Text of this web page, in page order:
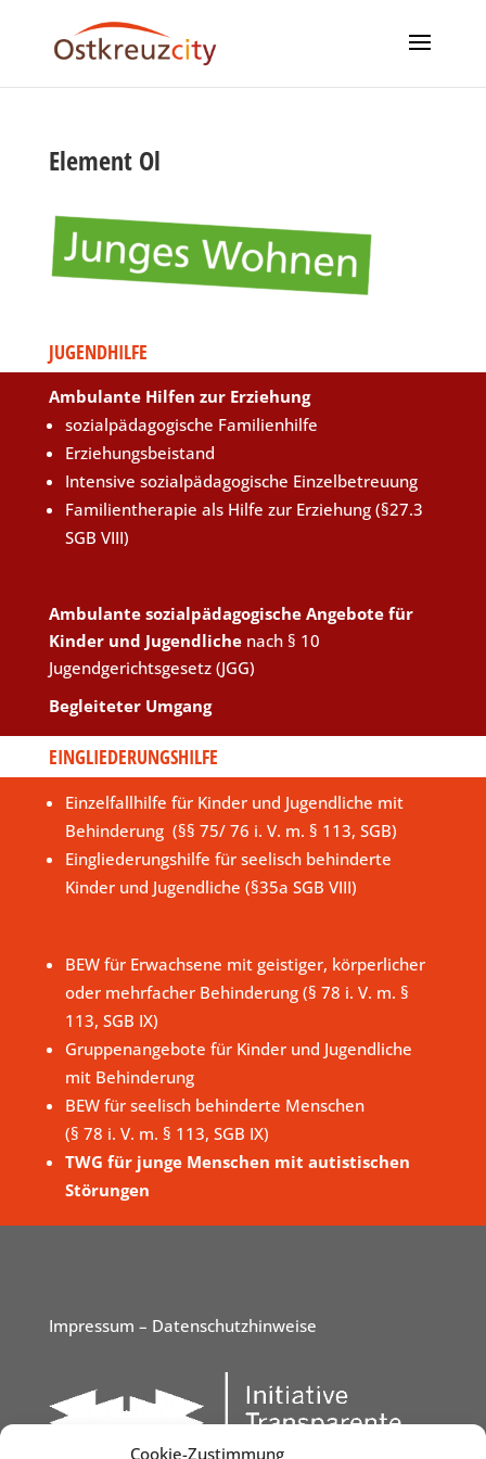
Cookie-Zustimmung
Element Ol
JUGENDHILFE
Ambulante Hilfen zur Erziehung
sozialpädagogische Familienhilfe
Erziehungsbeistand
Intensive sozialpädagogische Einzelbetreuung
Familientherapie als Hilfe zur Erziehung (§27.3
SGB VIII)
Ambulante sozialpädagogische Angebote für
Kinder und Jugendliche nach § 10
Jugendgerichtsgesetz (JGG)
Begleiteter Umgang
EINGLIEDERUNGSHILFE
Einzelfallhilfe für Kinder und Jugendliche mit
Behinderung (§§ 75/ 76 i. V. m. § 113, SGB)
Eingliederungshilfe für seelisch behinderte
Kinder und Jugendliche (§35a SGB VIII)
BEW für Erwachsene mit geistiger, körperlicher
oder mehrfacher Behinderung (§ 78 i. V. m. §
113, SGB IX)
Gruppenangebote für Kinder und Jugendliche
mit Behinderung
BEW für seelisch behinderte Menschen
(§ 78 i. V. m. § 113, SGB IX)
TWG für junge Menschen mit autistischen
Störungen
Impressum – Datenschutzhinweise